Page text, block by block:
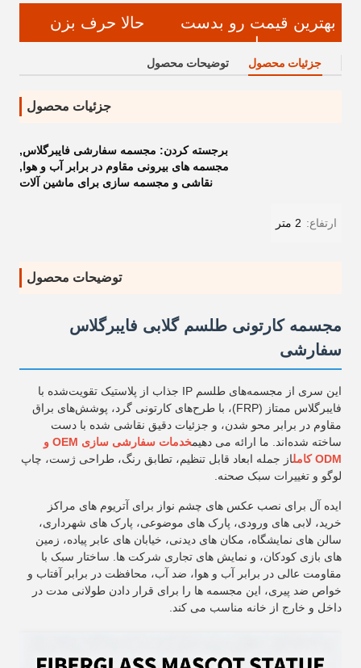
بهترین قیمت رو بدست
بیار
حالا حرف بزن
جزئیات محصول توضیحات محصول
جزئیات محصول
برجسته کردن: مجسمه سفارشی فایبرگلاس,
مجسمه های بیرونی مقاوم در برابر آب و هوا ,
نقاشی و مجسمه سازی برای ماشین آلات
ارتفاع: 2 متر
توضیحات محصول
مجسمه کارتونی طلسم گلابی فایبرگلاس
سفارشی
این سری از مجسمه‌های طلسم IP جذاب از پلاستیک تقویت‌شده با
فایبرگلاس ممتاز (FRP)، با طرح‌های کارتونی گرد، پوشش‌های براق
مقاوم در برابر محو شدن، و جزئیات دقیق نقاشی شده با دست
ساخته شده‌اند. ما ارائه می دهیم
خدمات سفارشی سازی OEM و
ODM کامل
از جمله ابعاد قابل تنظیم، تطابق رنگ، طراحی ژست، چاپ
لوگو و تغییرات سبک صحنه.
ایده آل برای نصب عکس های چشم نواز برای آتریوم های مراکز
خرید، لابی های ورودی، پارک های موضوعی، پارک های شهرداری،
سالن های نمایشگاه، مکان های دیدنی، خیابان های عابر پیاده، زمین
های بازی کودکان، و نمایش های تجاری شرکت ها. ساختار سبک با
مقاومت عالی در برابر آب و هوا، ضد آب، محافظت در برابر آفتاب و
خواص ضد پیری، این مجسمه ها را برای قرار دادن طولانی مدت در
داخل و خارج از خانه مناسب می کند.